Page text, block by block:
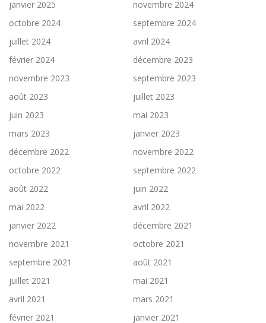
janvier 2025
novembre 2024
octobre 2024
septembre 2024
juillet 2024
avril 2024
février 2024
décembre 2023
novembre 2023
septembre 2023
août 2023
juillet 2023
juin 2023
mai 2023
mars 2023
janvier 2023
décembre 2022
novembre 2022
octobre 2022
septembre 2022
août 2022
juin 2022
mai 2022
avril 2022
janvier 2022
décembre 2021
novembre 2021
octobre 2021
septembre 2021
août 2021
juillet 2021
mai 2021
avril 2021
mars 2021
février 2021
janvier 2021